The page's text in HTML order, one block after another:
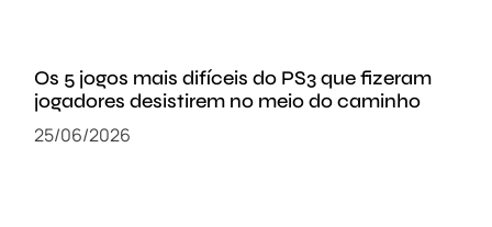
Os 5 jogos mais difíceis do PS3 que fizeram
jogadores desistirem no meio do caminho
25/06/2026